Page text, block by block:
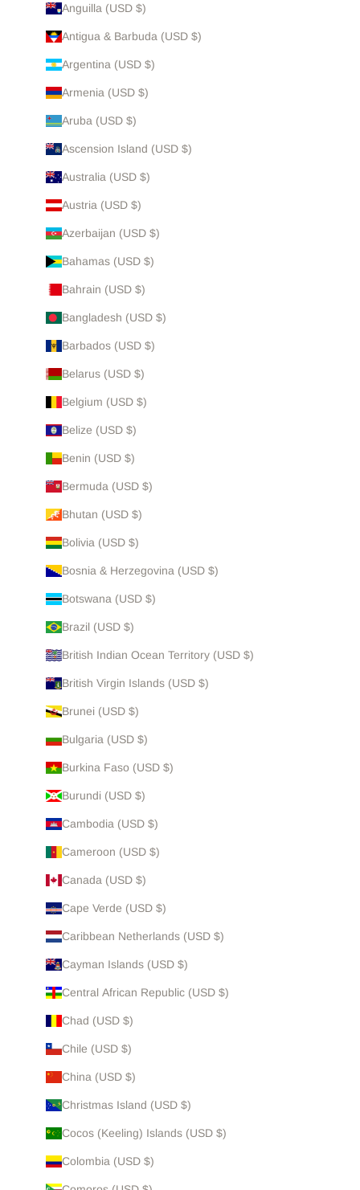
Anguilla (USD $)
Antigua & Barbuda (USD $)
Argentina (USD $)
Armenia (USD $)
Aruba (USD $)
Ascension Island (USD $)
Australia (USD $)
Austria (USD $)
Azerbaijan (USD $)
Bahamas (USD $)
Bahrain (USD $)
Bangladesh (USD $)
Barbados (USD $)
Belarus (USD $)
Belgium (USD $)
Belize (USD $)
Benin (USD $)
Bermuda (USD $)
Bhutan (USD $)
Bolivia (USD $)
Bosnia & Herzegovina (USD $)
Botswana (USD $)
Brazil (USD $)
British Indian Ocean Territory (USD $)
British Virgin Islands (USD $)
Brunei (USD $)
Bulgaria (USD $)
Burkina Faso (USD $)
Burundi (USD $)
Cambodia (USD $)
Cameroon (USD $)
Canada (USD $)
Cape Verde (USD $)
Caribbean Netherlands (USD $)
Cayman Islands (USD $)
Central African Republic (USD $)
Chad (USD $)
Chile (USD $)
China (USD $)
Christmas Island (USD $)
Cocos (Keeling) Islands (USD $)
Colombia (USD $)